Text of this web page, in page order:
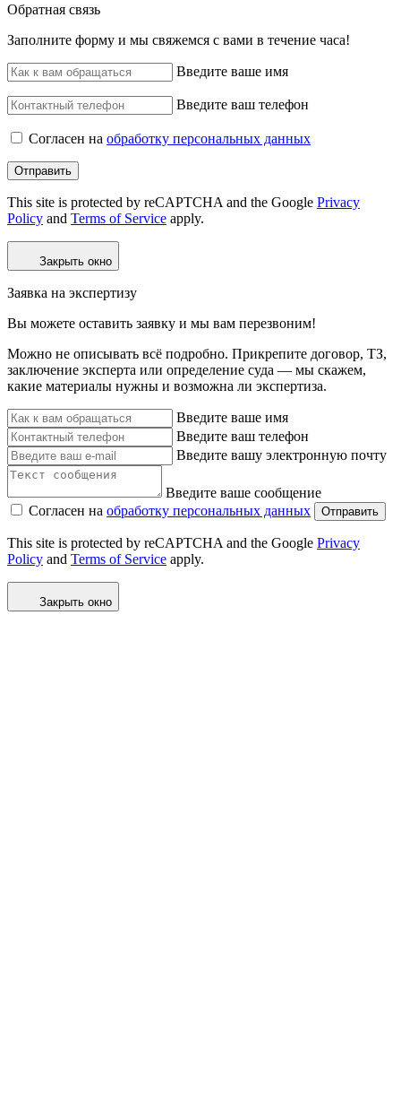
Обратная связь
Заполните форму и мы свяжемся с вами в течение часа!
Введите ваше имя
Введите ваш телефон
Согласен на обработку персональных данных
Отправить
This site is protected by reCAPTCHA and the Google Privacy
Policy and Terms of Service apply.
Закрыть окно
Заявка на экспертизу
Вы можете оставить заявку и мы вам перезвоним!
Можно не описывать всё подробно. Прикрепите договор, ТЗ,
заключение эксперта или определение суда — мы скажем,
какие материалы нужны и возможна ли экспертиза.
Введите ваше имя
Введите ваш телефон
Введите вашу электронную почту
Введите ваше сообщение
Согласен на обработку персональных данных Отправить
This site is protected by reCAPTCHA and the Google Privacy
Policy and Terms of Service apply.
Закрыть окно